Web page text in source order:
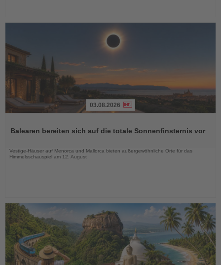
die
03.08.2026
Balearen bereiten sich auf die totale Sonnenfinsternis vor
Vestige-Häuser auf Menorca und Mallorca bieten außergewöhnliche Orte für das
Himmelsschauspiel am 12. August